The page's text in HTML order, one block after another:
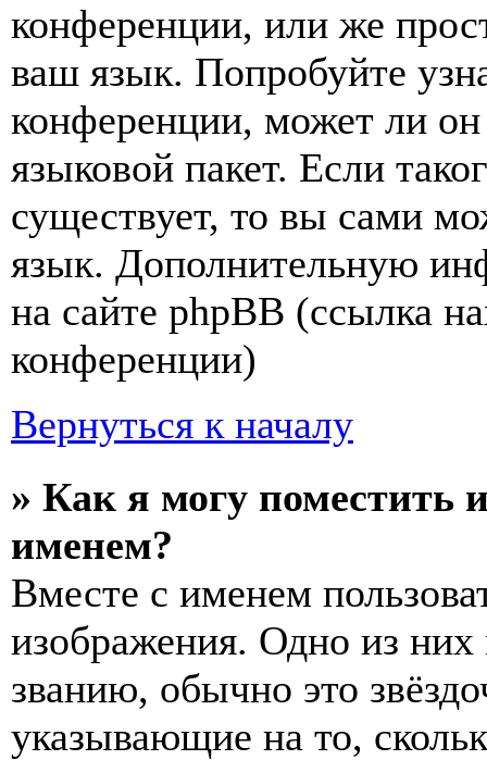
конференции, или же
ваш язык. Попробуйте
конференции, может ли
языковой пакет. Если
существует, то вы сами
язык. Дополнительную
на сайте phpBB (ссылка
конференции)
Вернуться к началу
» Как я могу поместить
именем?
Вместе с именем
изображения. Одно из
званию, обычно это
указывающие на то,